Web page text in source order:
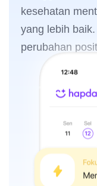
kesehatan
yang lebih
perubahan